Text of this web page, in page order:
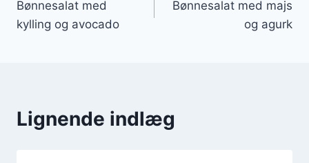
Bønnesalat med
kylling og avocado
Bønnesalat med majs
og agurk
Lignende indlæg